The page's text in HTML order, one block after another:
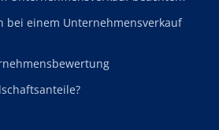
bei einem Unternehmensverkauf